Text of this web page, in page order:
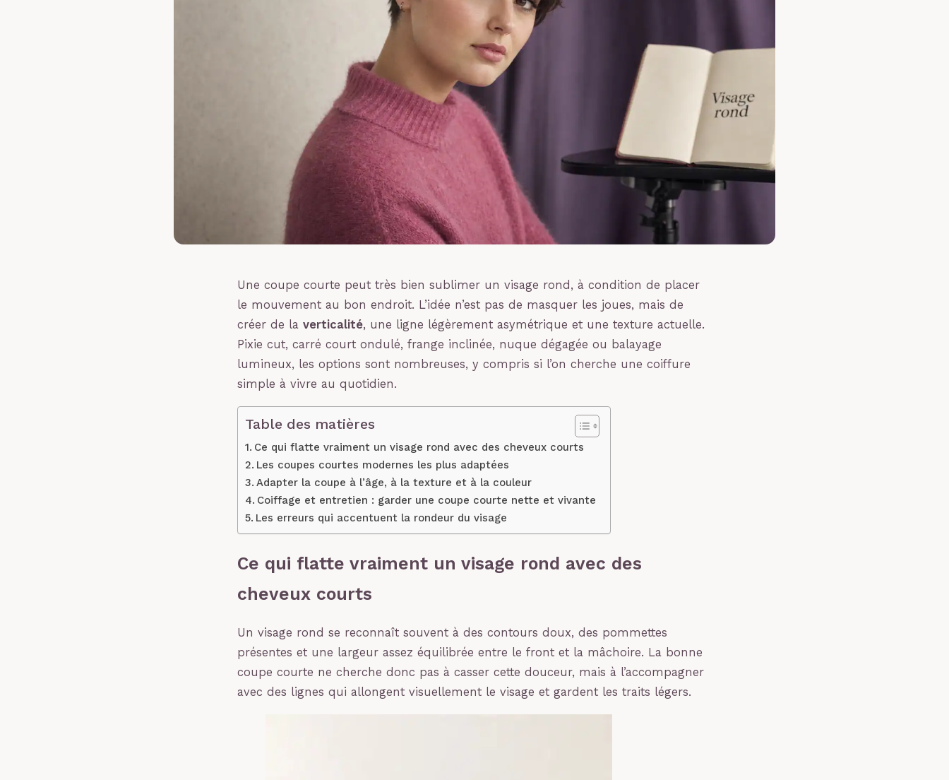
Une coupe courte peut très bien sublimer un visage rond, à condition de placer
le mouvement au bon endroit. L’idée n’est pas de masquer les joues, mais de
créer de la verticalité, une ligne légèrement asymétrique et une texture actuelle.
Pixie cut, carré court ondulé, frange inclinée, nuque dégagée ou balayage
lumineux, les options sont nombreuses, y compris si l’on cherche une coiffure
simple à vivre au quotidien.
Table des matières
Ce qui flatte vraiment un visage rond avec des cheveux courts
Les coupes courtes modernes les plus adaptées
Adapter la coupe à l’âge, à la texture et à la couleur
Coiffage et entretien : garder une coupe courte nette et vivante
Les erreurs qui accentuent la rondeur du visage
Ce qui flatte vraiment un visage rond avec des
cheveux courts
Un visage rond se reconnaît souvent à des contours doux, des pommettes
présentes et une largeur assez équilibrée entre le front et la mâchoire. La bonne
coupe courte ne cherche donc pas à casser cette douceur, mais à l’accompagner
avec des lignes qui allongent visuellement le visage et gardent les traits légers.